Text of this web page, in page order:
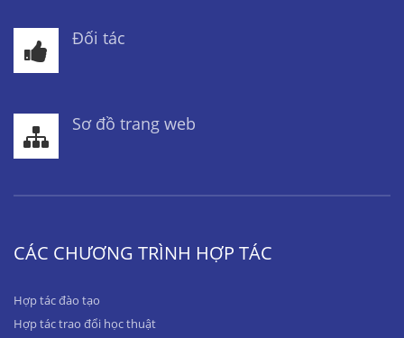
Đối tác
Sơ đồ trang web
CÁC CHƯƠNG TRÌNH HỢP TÁC
Hợp tác đào tạo
Hợp tác trao đổi học thuật